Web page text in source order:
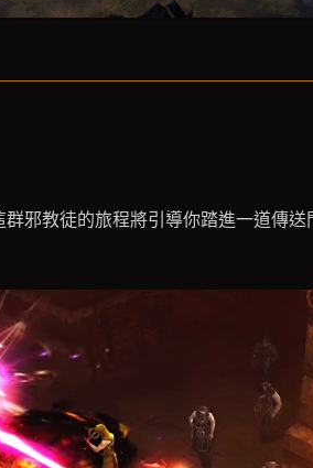
邪教徒的旅程將引導你踏進一道傳